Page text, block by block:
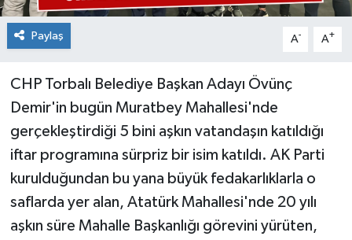
Paylaş A- A+
CHP Torbalı Belediye Başkan Adayı Övünç
Demir'in bugün Muratbey Mahallesi'nde
gerçekleştirdiği 5 bini aşkın vatandaşın katıldığı
iftar programına sürpriz bir isim katıldı. AK Parti
kurulduğundan bu yana büyük fedakarlıklarla o
saflarda yer alan, Atatürk Mahallesi'nde 20 yılı
aşkın süre Mahalle Başkanlığı görevini yürüten,